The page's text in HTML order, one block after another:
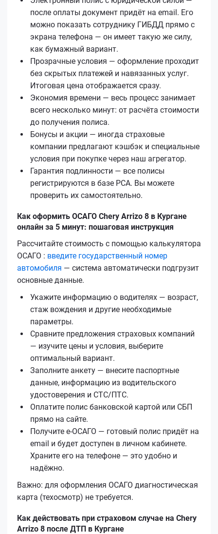
после оплаты документ придёт на email. Его
можно показать сотруднику ГИБДД прямо с
экрана телефона — он имеет такую же силу,
как бумажный вариант.
Прозрачные условия — оформление проходит
без скрытых платежей и навязанных услуг.
Итоговая цена отображается сразу.
Экономия времени — весь процесс занимает
всего несколько минут: от расчёта стоимости
до получения полиса.
Бонусы и акции — иногда страховые
компании предлагают кэшбэк и специальные
условия при покупке через наш агрегатор.
Гарантия подлинности — все полисы
регистрируются в базе РСА. Вы можете
проверить их самостоятельно.
Как оформить ОСАГО Chery Arrizo 8 в Кургане
онлайн за 5 минут: пошаговая инструкция
Рассчитайте стоимость с помощью калькулятора
ОСАГО : введите государственный номер
автомобиля — система автоматически подгрузит
основные данные.
Укажите информацию о водителях — возраст,
стаж вождения и другие необходимые
параметры.
Сравните предложения страховых компаний
— изучите цены и условия, выберите
оптимальный вариант.
Заполните анкету — внесите паспортные
данные, информацию из водительского
удостоверения и СТС/ПТС.
Оплатите полис банковской картой или СБП
прямо на сайте.
Получите е‑ОСАГО — готовый полис придёт на
email и будет доступен в личном кабинете.
Храните его на телефоне — это удобно и
надёжно.
Важно: для оформления ОСАГО диагностическая
карта (техосмотр) не требуется.
Как действовать при страховом случае на Chery
Arrizo 8 после ДТП в Кургане